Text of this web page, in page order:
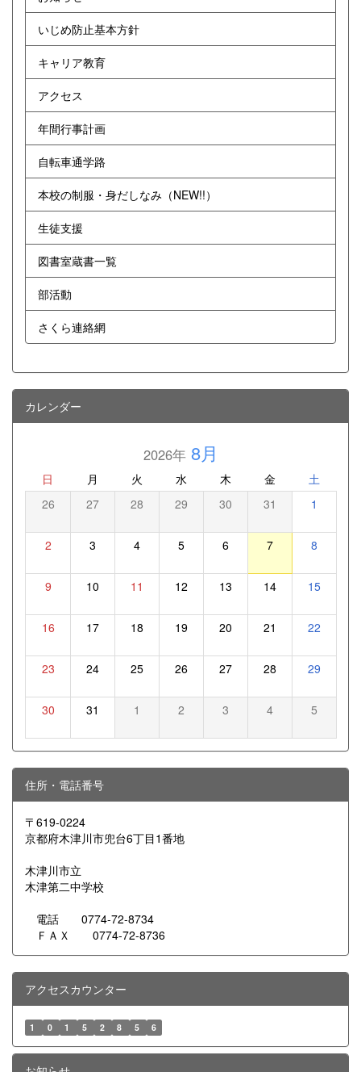
いじめ防止基本方針
キャリア教育
アクセス
年間行事計画
自転車通学路
本校の制服・身だしなみ（NEW!!）
生徒支援
図書室蔵書一覧
部活動
さくら連絡網
カレンダー
2026年8月
日 月 火 水 木 金 土
26 27 28 29 30 31 1
2 3 4 5 6 7 8
9 10 11 12 13 14 15
16 17 18 19 20 21 22
23 24 25 26 27 28 29
30 31 1 2 3 4 5
住所・電話番号
〒619-0224
京都府木津川市兜台6丁目1番地
木津川市立
木津第二中学校
電話 0774-72-8734
ＦＡＸ 0774-72-8736
アクセスカウンター
1 0 1 5 2 8 5 6